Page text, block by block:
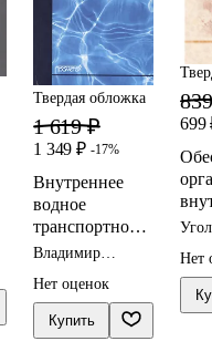
Твердая обложка
1 619 ₽
1 349 ₽ -17%
Внутреннее
водное
транспортное
право. Учебник
магистратуры
Владимир
Нет оценок
Купить
699
Нет